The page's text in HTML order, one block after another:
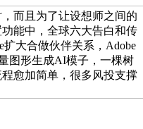
而且为了让设想师之间的
能中，全球六大告白和传
扩大合做伙伴关系，Adobe
图形生成AI模子，一棵树
愈加简单，很多风投支撑